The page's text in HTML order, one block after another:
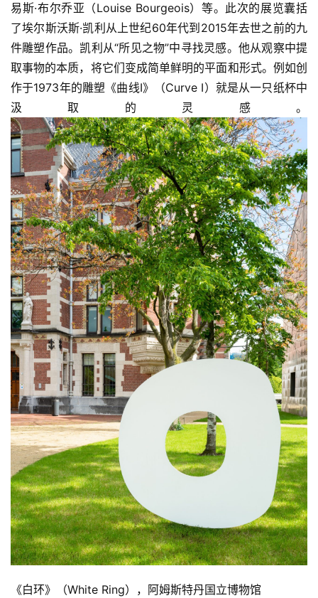
易斯·布尔乔亚（Louise Bourgeois）等。此次的展览囊括
了埃尔斯沃斯·凯利从上世纪60年代到2015年去世之前的九
件雕塑作品。凯利从“所见之物”中寻找灵感。他从观察中提
取事物的本质，将它们变成简单鲜明的平面和形式。例如创
作于1973年的雕塑《曲线I》（Curve I）就是从一只纸杯中
汲取的灵感。
《白环》（White Ring），阿姆斯特丹国立博物馆